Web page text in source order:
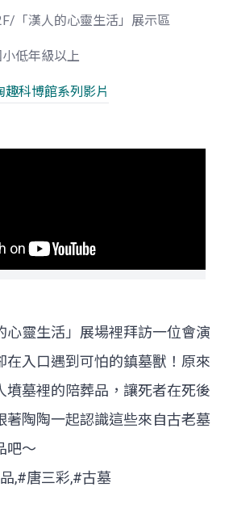
「漢人的心靈生活」展示區
低年級以上
趣科博館系列影片
心靈生活」展場裡拜訪一位會演
在入口遇到可怕的鎮墓獸！原來
墳墓裡的陪葬品，讓死者在死後
著陶陶一起認識這些來自古老墓
吧～
,#唐三彩,#古墓